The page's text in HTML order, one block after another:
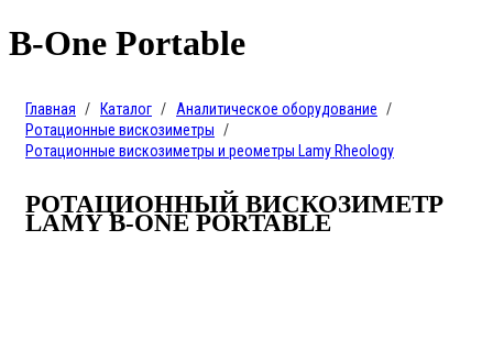
B-One Portable
Главная Каталог
Аналитическое оборудование
Ротационные вискозиметры
Ротационные вискозиметры и реометры Lamy Rheology
РОТАЦИОННЫЙ ВИСКОЗИМЕТР
LAMY B-ONE PORTABLE